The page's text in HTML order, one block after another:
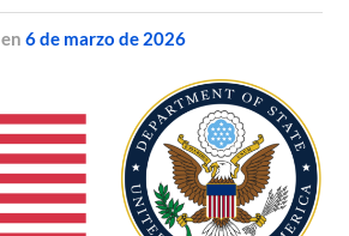
en6 de marzo de 2026